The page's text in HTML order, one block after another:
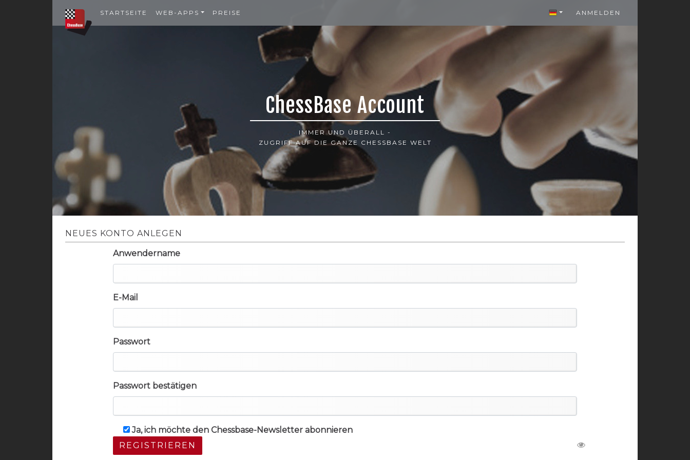
STARTSEITE WEB-APPS PREISE ANMELDEN
ChessBase Account
IMMER UND ÜBERALL -
ZUGRIFF AUF DIE GANZE CHESSBASE WELT
NEUES KONTO ANLEGEN
Anwendername
E-Mail
Passwort
Passwort bestätigen
Ja, ich möchte den Chessbase-Newsletter abonnieren
REGISTRIEREN